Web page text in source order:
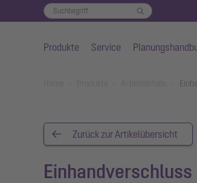
Produkte Service
Zurück zur Artikelübersicht
Einhandverschluss